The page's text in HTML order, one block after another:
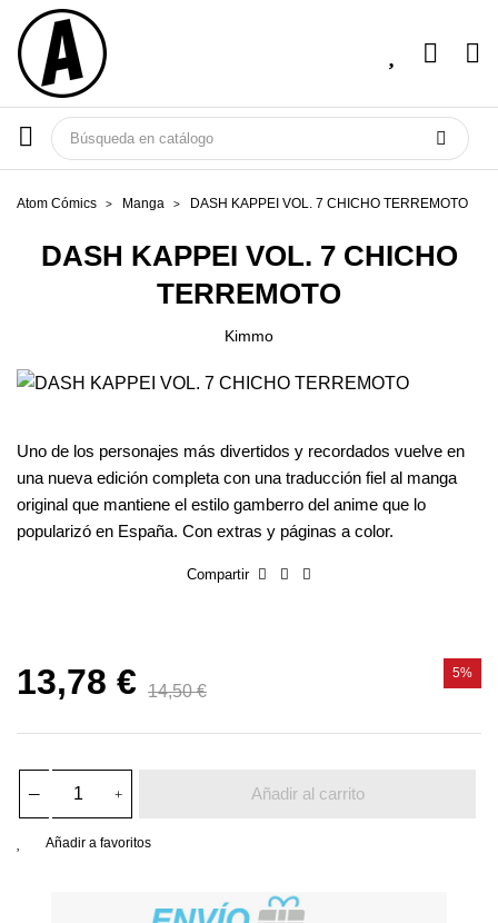
Atom Cómics Manga DASH KAPPEI VOL. 7 CHICHO TERREMOTO
DASH KAPPEI VOL. 7 CHICHO
TERREMOTO
Kimmo
Uno de los personajes más divertidos y recordados vuelve en
una nueva edición completa con una traducción fiel al manga
original que mantiene el estilo gamberro del anime que lo
popularizó en España. Con extras y páginas a color.
Compartir
13,78 € 14,50 €
5%
Añadir al carrito
Añadir a favoritos